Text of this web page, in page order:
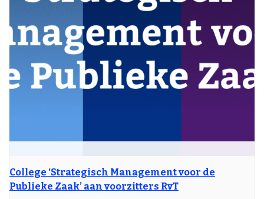
College ‘Strategisch Management voor de
Publieke Zaak’ aan voorzitters RvT